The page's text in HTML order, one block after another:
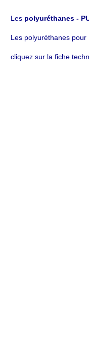
Les polyuréthanes -
Les polyuréthanes
cliquez sur la fiche